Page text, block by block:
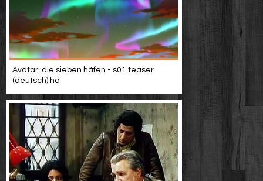
Avatar: die sieben häfen - s01 teaser
(deutsch) hd